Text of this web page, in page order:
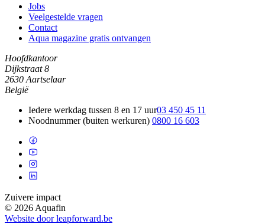
Jobs
Veelgestelde vragen
Contact
Aqua magazine gratis ontvangen
Hoofdkantoor
Dijkstraat 8
2630 Aartselaar
België
Iedere werkdag tussen 8 en 17 uur03 450 45 11
Noodnummer (buiten werkuren) 0800 16 603
Zuivere impact
© 2026 Aquafin
Website door leapforward.be